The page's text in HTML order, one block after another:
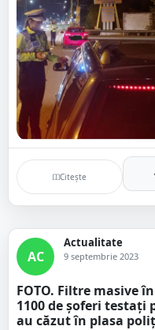
Citește
AC
Actualitate
9 septembrie 2023
FOTO. Filtre masive
1100 de șoferi testați
au căzut în plasa